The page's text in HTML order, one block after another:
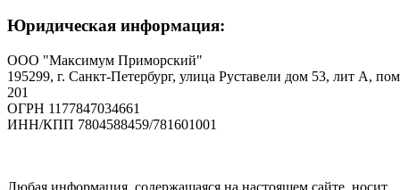
Юридическая информация:
ООО "Максимум Приморский"
195299, г. Санкт-Петербург, улица Руставели дом 53, лит А,
201
ОГРН 1177847034661
ИНН/КПП 7804588459/781601001